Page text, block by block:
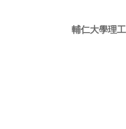
輔仁大學理